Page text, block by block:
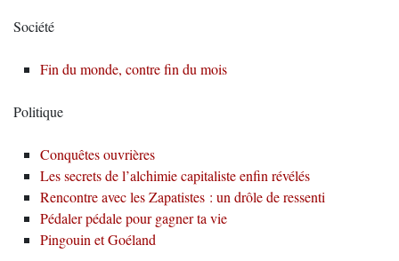
Société
Fin du monde, contre fin du mois
Politique
Conquêtes ouvrières
Les secrets de l’alchimie capitaliste enfin révélés
Rencontre avec les Zapatistes : un drôle de ressenti
Pédaler pédale pour gagner ta vie
Pingouin et Goéland